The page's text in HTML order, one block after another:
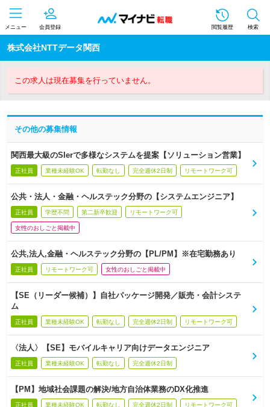
メニュー 会員登録 閲覧履歴 検索
株式会社NTTデータ関西
この求人は現在募集を行っていません。
その他の募集情報
関西最大級のSIerで多様なシステムを提案【ソリューション営業】
正社員 業種未経験OK 転勤なし 完全週休2日制 リモートワーク可
公共・法人・金融・ヘルステック分野の【システムエンジニア】
正社員 学歴不問 第二新卒歓迎 リモートワーク可
女性のおしごと掲載中
公共,法人,金融・ヘルステック分野の【PL/PM】※在宅勤務あり
正社員 リモートワーク可 女性のおしごと掲載中
【SE（リーダー候補）】自社パッケージ開発／販売・会計システ
ム
正社員 業種未経験OK 転勤なし 完全週休2日制 リモートワーク可
〈法人〉【SE】モバイルキャリア向けデータエンジニア
正社員 業種未経験OK 転勤なし 完全週休2日制
【PM】地域社会課題の解決/地方自治体業務のDX化推進
正社員 業種未経験OK 転勤なし 完全週休2日制 リモートワーク可